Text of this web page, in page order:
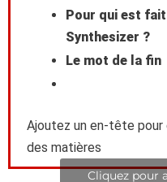
Pour qui est fait
Synthesizer ?
Le mot de la fin
Ajoutez un en-tête pour
des matières
Cliquez pour